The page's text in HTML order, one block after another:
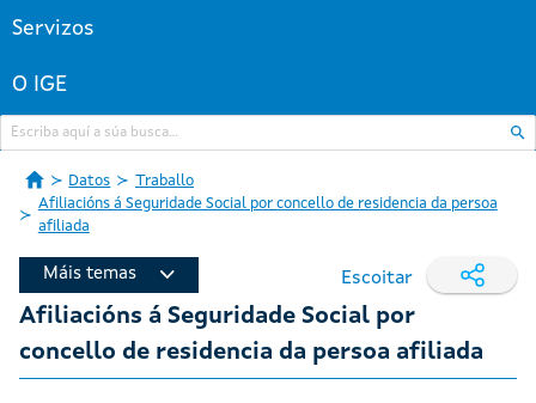
Servizos
O IGE
Datos
Traballo
Afiliacións á Seguridade Social por concello de residencia da persoa
afiliada
Máis temas Escoitar
Afiliacións á Seguridade Social por
concello de residencia da persoa afiliada